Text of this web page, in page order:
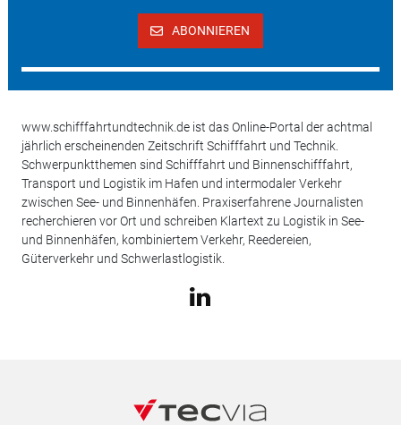
ABONNIEREN
www.schifffahrtundtechnik.de ist das Online-Portal der achtmal
jährlich erscheinenden Zeitschrift Schifffahrt und Technik.
Schwerpunktthemen sind Schifffahrt und Binnenschifffahrt,
Transport und Logistik im Hafen und intermodaler Verkehr
zwischen See- und Binnenhäfen. Praxiserfahrene Journalisten
recherchieren vor Ort und schreiben Klartext zu Logistik in See-
und Binnenhäfen, kombiniertem Verkehr, Reedereien,
Güterverkehr und Schwerlastlogistik.